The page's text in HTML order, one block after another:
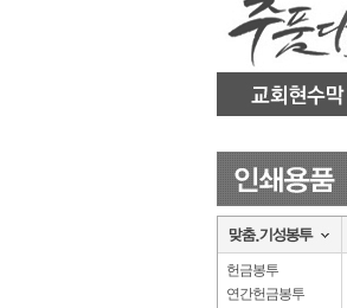
헌금봉투
연간헌금봉투